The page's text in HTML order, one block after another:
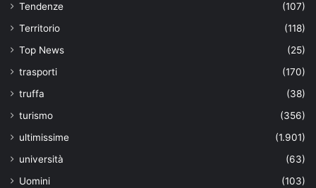
Tendenze
(107)
Territorio
(118)
Top News
(25)
trasporti
(170)
truffa
(38)
turismo
(356)
ultimissime
(1.901)
università
(63)
Uomini
(103)